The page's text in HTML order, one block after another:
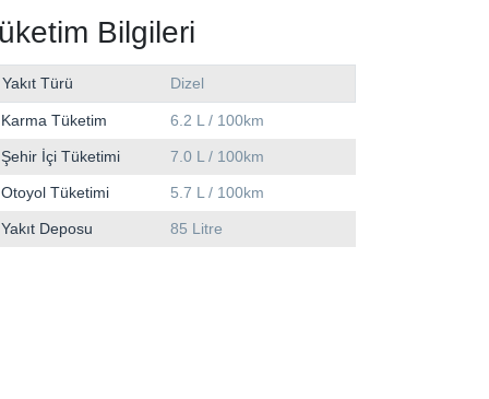
Bilgileri
Yakıt Türü Dizel
Karma Tüketim 6.2 L / 100km
Şehir İçi Tüketimi 7.0 L / 100km
Otoyol Tüketimi 5.7 L / 100km
Yakıt Deposu 85 Litre